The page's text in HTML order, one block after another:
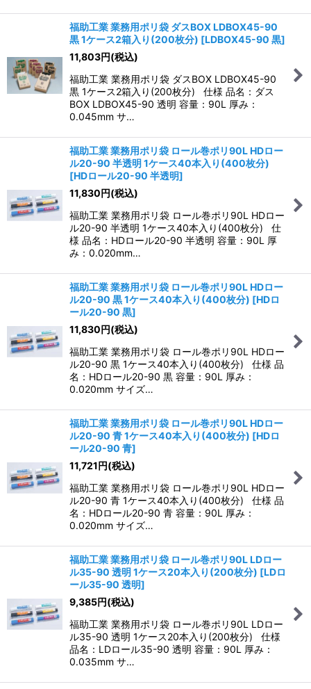
福助工業 業務用ポリ袋 ダスBOX LDBOX45-90
黒 1ケース2箱入り(200枚分) [LDBOX45-90 黒]
11,803円(税込)
福助工業 業務用ポリ袋 ダスBOX LDBOX45-90
黒 1ケース2箱入り(200枚分) 仕様 品名：ダス
BOX LDBOX45-90 透明 容量：90L 厚み：
0.045mm サ…
福助工業 業務用ポリ袋 ロール巻ポリ90L HDロー
ル20-90 半透明 1ケース40本入り(400枚分)
[HDロール20-90 半透明]
11,830円(税込)
福助工業 業務用ポリ袋 ロール巻ポリ90L HDロー
ル20-90 半透明 1ケース40本入り(400枚分) 仕
様 品名：HDロール20-90 半透明 容量：90L 厚
み：0.020mm…
福助工業 業務用ポリ袋 ロール巻ポリ90L HDロー
ル20-90 黒 1ケース40本入り(400枚分) [HDロ
ール20-90 黒]
11,830円(税込)
福助工業 業務用ポリ袋 ロール巻ポリ90L HDロー
ル20-90 黒 1ケース40本入り(400枚分) 仕様 品
名：HDロール20-90 黒 容量：90L 厚み：
0.020mm サイズ…
福助工業 業務用ポリ袋 ロール巻ポリ90L HDロー
ル20-90 青 1ケース40本入り(400枚分) [HDロ
ール20-90 青]
11,721円(税込)
福助工業 業務用ポリ袋 ロール巻ポリ90L HDロー
ル20-90 青 1ケース40本入り(400枚分) 仕様 品
名：HDロール20-90 青 容量：90L 厚み：
0.020mm サイズ…
福助工業 業務用ポリ袋 ロール巻ポリ90L LDロー
ル35-90 透明 1ケース20本入り(200枚分) [LDロ
ール35-90 透明]
9,385円(税込)
福助工業 業務用ポリ袋 ロール巻ポリ90L LDロー
ル35-90 透明 1ケース20本入り(200枚分) 仕様
品名：LDロール35-90 透明 容量：90L 厚み：
0.035mm サ…